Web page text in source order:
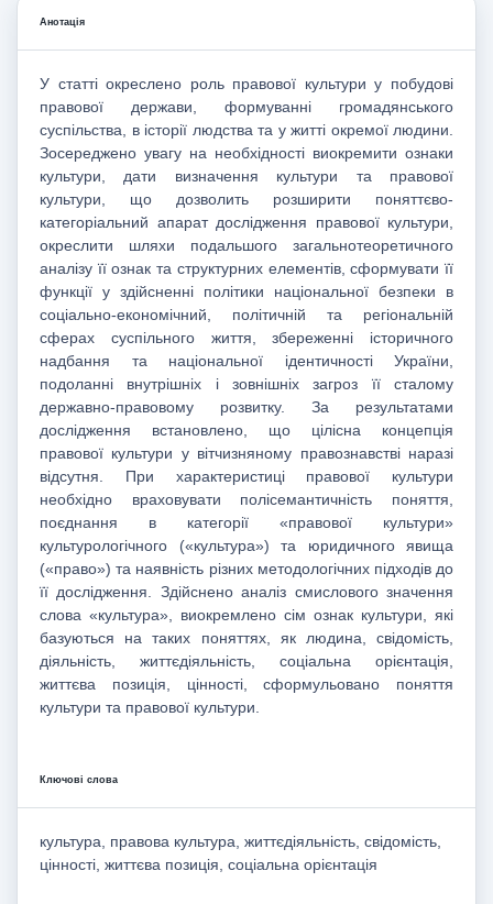
Анотація
У статті окреслено роль правової культури у побудові
правової держави, формуванні громадянського
суспільства, в історії людства та у житті окремої людини.
Зосереджено увагу на необхідності виокремити ознаки
культури, дати визначення культури та правової
культури, що дозволить розширити поняттєво-
категоріальний апарат дослідження правової культури,
окреслити шляхи подальшого загальнотеоретичного
аналізу її ознак та структурних елементів, сформувати її
функції у здійсненні політики національної безпеки в
соціально-економічний, політичній та регіональній
сферах суспільного життя, збереженні історичного
надбання та національної ідентичності України,
подоланні внутрішніх і зовнішніх загроз її сталому
державно-правовому розвитку. За результатами
дослідження встановлено, що цілісна концепція
правової культури у вітчизняному правознавстві наразі
відсутня. При характеристиці правової культури
необхідно враховувати полісемантичність поняття,
поєднання в категорії «правової культури»
культурологічного («культура») та юридичного явища
(«право») та наявність різних методологічних підходів до
її дослідження. Здійснено аналіз смислового значення
слова «культура», виокремлено сім ознак культури, які
базуються на таких поняттях, як людина, свідомість,
діяльність, життєдіяльність, соціальна орієнтація,
життєва позиція, цінності, сформульовано поняття
культури та правової культури.
Ключові слова
культура, правова культура, життєдіяльність, свідомість,
цінності, життєва позиція, соціальна орієнтація